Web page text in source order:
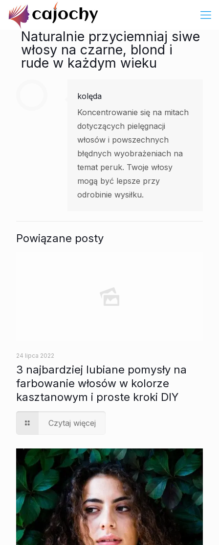
Naturalnie przyciemniaj siwe
włosy na czarne, blond i
rude w każdym wieku
kolęda
Koncentrowanie się na mitach
dotyczących pielęgnacji
włosów i powszechnych
błędnych wyobrażeniach na
temat peruk. Twoje włosy
mogą być lepsze przy
odrobinie wysiłku.
Powiązane posty
24 lipca 2022
3 najbardziej lubiane pomysły na
farbowanie włosów w kolorze
kasztanowym i proste kroki DIY
Czytaj więcej